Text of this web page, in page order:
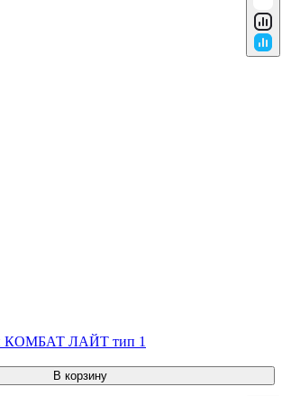
КОМБАТ ЛАЙТ тип 1
В корзину